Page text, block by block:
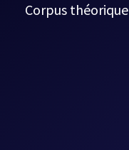
Corpus théorique